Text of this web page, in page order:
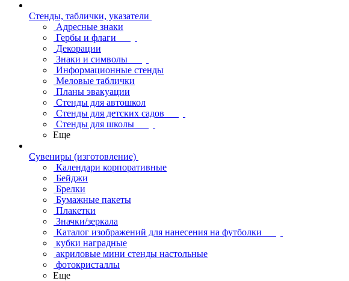
Стенды, таблички, указатели
Адресные знаки
Гербы и флаги
Декорации
Знаки и символы
Информационные стенды
Меловые таблички
Планы эвакуации
Стенды для автошкол
Стенды для детских садов
Стенды для школы
Еще
Сувениры (изготовление)
Календари корпоративные
Бейджи
Брелки
Бумажные пакеты
Плакетки
Значки/зеркала
Каталог изображений для нанесения на футболки
кубки наградные
акриловые мини стенды настольные
фотокристаллы
Еще